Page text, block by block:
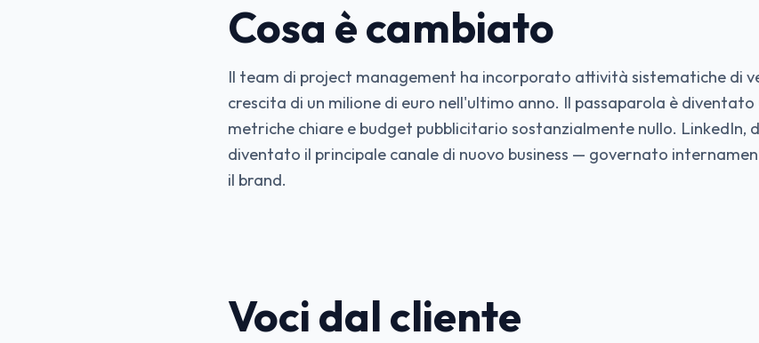
Cosa è cambiato
Il team di project management ha incorporato attività sistematiche di
crescita di un milione di euro nell'ultimo anno. Il passaparola è diventato
metriche chiare e budget pubblicitario sostanzialmente nullo. LinkedIn,
diventato il principale canale di nuovo business — governato
il brand.
Voci dal cliente